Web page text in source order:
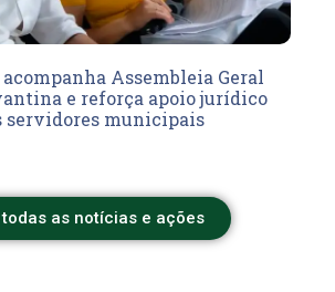
acompanha Assembleia Geral
e reforça apoio jurídico
servidores municipais
as notícias e ações